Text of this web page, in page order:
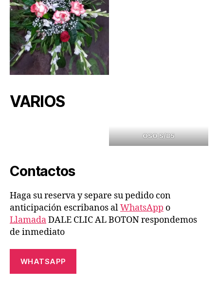
VARIOS
OSO S/85
Contactos
Haga su reserva y separe su pedido con
anticipación escribanos alWhatsApp o
LlamadaDALE CLIC AL BOTON respondemos
de inmediato
WHATSAPP